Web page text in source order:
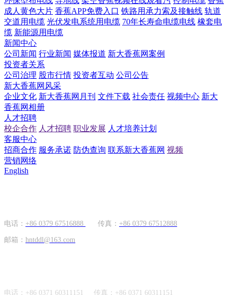
成人黄色大片 香蕉APP免费入口 铁路用承力索及接触线 轨道
交道用电缆 光伏发电系统用电缆 70年长寿命电缆电线 橡套电
缆 新能源用电缆
新闻中心
公司新闻 行业新闻 媒体报道 新大香蕉网案例
投资者关系
公司治理 股市行情 投资者互动 公司公告
新大香蕉网风采
企业文化 新大香蕉网月刊 文件下载 社会责任 视频中心 新大
香蕉网相册
人才招聘
校企合作 人才招聘 职业发展 人才培养计划
客服中心
招商合作 服务承诺 防伪查询 联系新大香蕉网 视频
营销网络
English
电话： +86 0379 67516888 传真： +86 0379 67512888
邮箱： hntddl@163.com
电话： +86 0371 60311151 传真： +86 0371 60311151